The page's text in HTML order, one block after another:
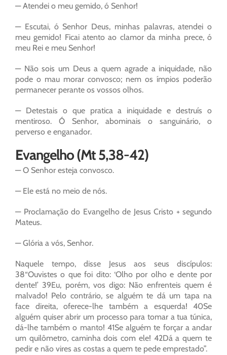
— Atendei o meu gemido, ó Senhor!
— Escutai, ó Senhor Deus, minhas palavras, atendei o
meu gemido! Ficai atento ao clamor da minha prece, ó
meu Rei e meu Senhor!
— Não sois um Deus a quem agrade a iniquidade, não
pode o mau morar convosco; nem os ímpios poderão
permanecer perante os vossos olhos.
— Detestais o que pratica a iniquidade e destruís o
mentiroso. Ó Senhor, abominais o sanguinário, o
perverso e enganador.
Evangelho (Mt 5,38-42)
— O Senhor esteja convosco.
— Ele está no meio de nós.
— Proclamação do Evangelho de Jesus Cristo + segundo
Mateus.
— Glória a vós, Senhor.
Naquele tempo, disse Jesus aos seus discípulos:
38“Ouvistes o que foi dito: ‘Olho por olho e dente por
dente!’ 39Eu, porém, vos digo: Não enfrenteis quem é
malvado! Pelo contrário, se alguém te dá um tapa na
face direita, oferece-lhe também a esquerda! 40Se
alguém quiser abrir um processo para tomar a tua túnica,
dá-lhe também o manto! 41Se alguém te forçar a andar
um quilômetro, caminha dois com ele! 42Dá a quem te
pedir e não vires as costas a quem te pede emprestado”.